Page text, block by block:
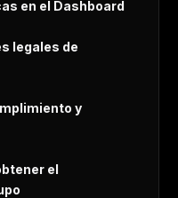
en el Dashboard
legales de
y
el